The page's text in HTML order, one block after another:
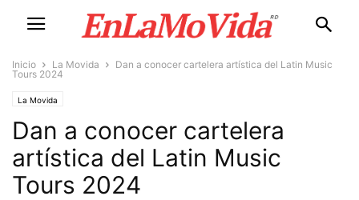
Inicio La Movida
Dan a conocer cartelera artística del Latin Music
Tours 2024
La Movida
Dan a conocer cartelera
artística del Latin Music
Tours 2024